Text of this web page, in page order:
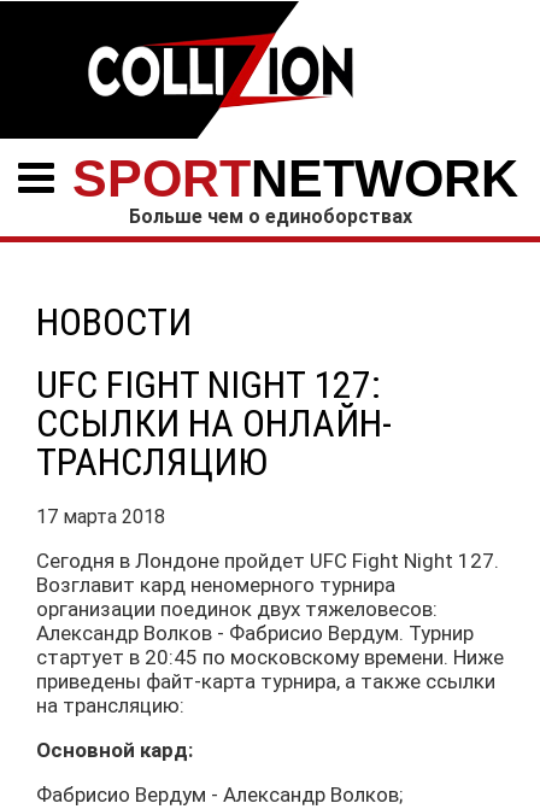
SPORTNETWORK
Больше чем о единоборствах
НОВОСТИ
UFC FIGHT NIGHT 127:
ССЫЛКИ НА ОНЛАЙН-
ТРАНСЛЯЦИЮ
17 марта 2018
Сегодня в Лондоне пройдет UFC Fight Night 127.
Возглавит кард неномерного турнира
организации поединок двух тяжеловесов:
Александр Волков - Фабрисио Вердум. Турнир
стартует в 20:45 по московскому времени. Ниже
приведены файт-карта турнира, а также ссылки
на трансляцию:
Основной кард:
Фабрисио Вердум - Александр Волков;